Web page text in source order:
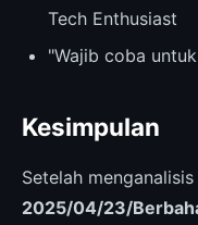
Tech Enthusiast
"Wajib coba
Kesimpulan
Setelah
2025/04/23/